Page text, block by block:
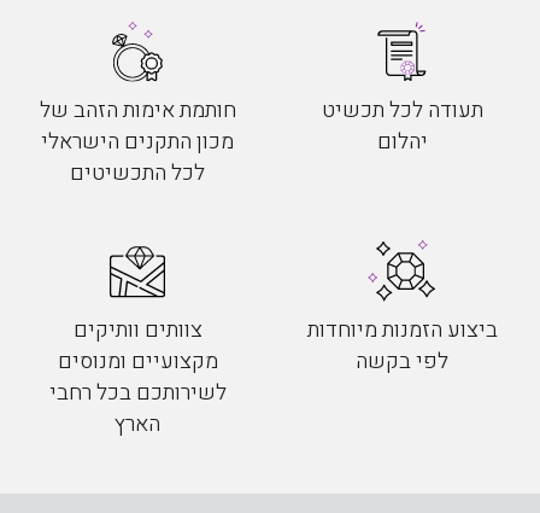
תעודה לכל תכשיט
יהלום
חותמת אימות הזהב של
מכון התקנים הישראלי
לכל התכשיטים
ביצוע הזמנות מיוחדות
לפי בקשה
צוותים וותיקים
מקצועיים ומנוסים
לשירותכם בכל רחבי
הארץ